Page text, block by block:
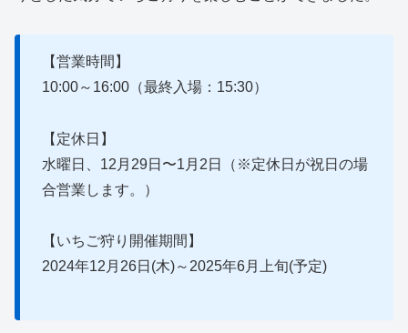
【営業時間】
10:00～16:00（最終入場：15:30）
【定休日】
水曜日、12月29日〜1月2日（※定休日が祝日の場
合営業します。）
【いちご狩り開催期間】
2024年12月26日(木)～2025年6月上旬(予定)